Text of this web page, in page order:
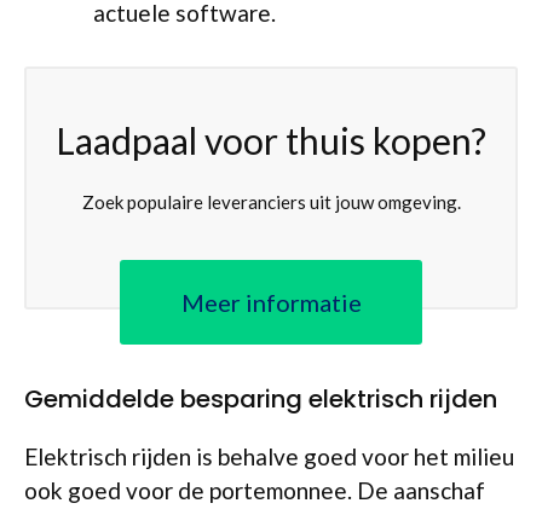
actuele software.
Laadpaal voor thuis kopen?
Zoek populaire leveranciers uit jouw omgeving.
Meer informatie
Gemiddelde besparing elektrisch rijden
Elektrisch rijden is behalve goed voor het milieu
ook goed voor de portemonnee. De aanschaf